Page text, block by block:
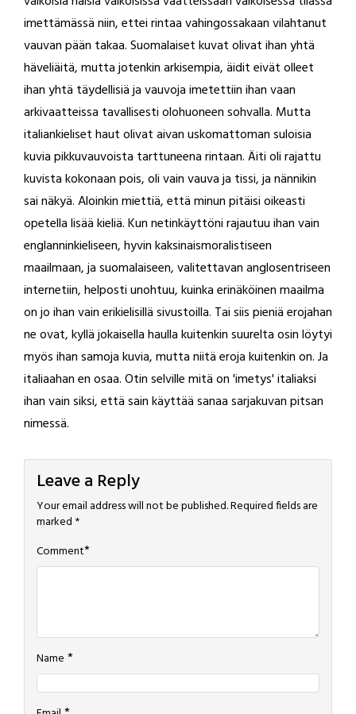
imettämässä niin, ettei rintaa vahingossakaan vilahtanut
vauvan pään takaa. Suomalaiset kuvat olivat ihan yhtä
häveliäitä, mutta jotenkin arkisempia, äidit eivät olleet
ihan yhtä täydellisiä ja vauvoja imetettiin ihan vaan
arkivaatteissa tavallisesti olohuoneen sohvalla. Mutta
italiankieliset haut olivat aivan uskomattoman suloisia
kuvia pikkuvauvoista tarttuneena rintaan. Äiti oli rajattu
kuvista kokonaan pois, oli vain vauva ja tissi, ja nännikin
sai näkyä. Aloinkin miettiä, että minun pitäisi oikeasti
opetella lisää kieliä. Kun netinkäyttöni rajautuu ihan vain
englanninkieliseen, hyvin kaksinaismoralistiseen
maailmaan, ja suomalaiseen, valitettavan anglosentriseen
internetiin, helposti unohtuu, kuinka erinäköinen maailma
on jo ihan vain erikielisillä sivustoilla. Tai siis pieniä erojahan
ne ovat, kyllä jokaisella haulla kuitenkin suurelta osin löytyi
myös ihan samoja kuvia, mutta niitä eroja kuitenkin on. Ja
italiaahan en osaa. Otin selville mitä on 'imetys' italiaksi
ihan vain siksi, että sain käyttää sanaa sarjakuvan pitsan
nimessä.
Leave a Reply
Your email address will not be published.Required fields are
marked *
Comment*
Name *